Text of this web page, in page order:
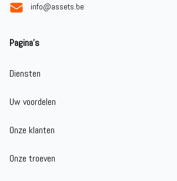
info@assets.be
Pagina's
Diensten
Uw voordelen
Onze klanten
Onze troeven